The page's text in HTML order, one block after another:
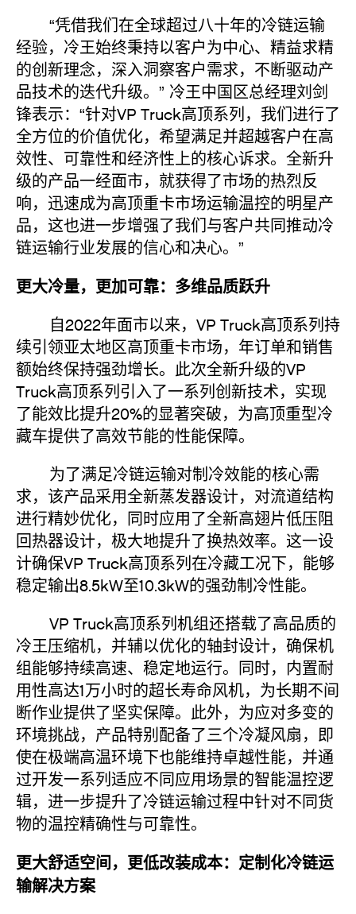
“凭借我们在全球超过八十年的冷链运输
经验，冷王始终秉持以客户为中心、精益求精
的创新理念，深入洞察客户需求，不断驱动产
品技术的迭代升级。” 冷王中国区总经理刘剑
锋表示：“针对VP Truck高顶系列，我们进行了
全方位的价值优化，希望满足并超越客户在高
效性、可靠性和经济性上的核心诉求。全新升
级的产品一经面市，就获得了市场的热烈反
响，迅速成为高顶重卡市场运输温控的明星产
品，这也进一步增强了我们与客户共同推动冷
链运输行业发展的信心和决心。”
更大冷量，更加可靠：多维品质跃升
自2022年面市以来，VP Truck高顶系列持
续引领亚太地区高顶重卡市场，年订单和销售
额始终保持强劲增长。此次全新升级的VP
Truck高顶系列引入了一系列创新技术，实现
了能效比提升20%的显著突破，为高顶重型冷
藏车提供了高效节能的性能保障。
为了满足冷链运输对制冷效能的核心需
求，该产品采用全新蒸发器设计，对流道结构
进行精妙优化，同时应用了全新高翅片低压阻
回热器设计，极大地提升了换热效率。这一设
计确保VP Truck高顶系列在冷藏工况下，能够
稳定输出8.5kW至10.3kW的强劲制冷性能。
VP Truck高顶系列机组还搭载了高品质的
冷王压缩机，并辅以优化的轴封设计，确保机
组能够持续高速、稳定地运行。同时，内置耐
用性高达1万小时的超长寿命风机，为长期不间
断作业提供了坚实保障。此外，为应对多变的
环境挑战，产品特别配备了三个冷凝风扇，即
使在极端高温环境下也能维持卓越性能，并通
过开发一系列适应不同应用场景的智能温控逻
辑，进一步提升了冷链运输过程中针对不同货
物的温控精确性与可靠性。
更大舒适空间，更低改装成本：定制化冷链运
输解决方案